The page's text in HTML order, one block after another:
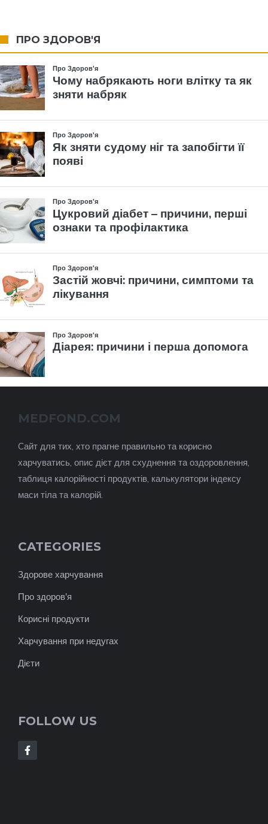
ПРО ЗДОРОВ'Я
MEDFOND.COM
Cайт для тих, хто прагне правильно та корисно
харчуватись, опис дієт для схуднення та оздоровлення,
таблиця калорійності продуктів, калькулятори індексу
маси тіла та калорій.
CATEGORIES
Здорове харчування
Про здоров'я
Корисні продукти
Харчування при недугах
Дієти
FOLLOW US